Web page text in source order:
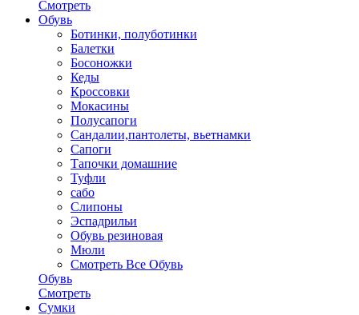
Смотреть
Обувь
Ботинки, полуботинки
Балетки
Босоножки
Кеды
Кроссовки
Мокасины
Полусапоги
Сандалии,пантолеты, вьетнамки
Сапоги
Тапочки домашние
Туфли
сабо
Слипоны
Эспадрильи
Обувь резиновая
Мюли
Смотреть Все Обувь
Обувь
Смотреть
Сумки